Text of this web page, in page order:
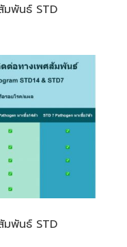
มพันธ์ STD
มพันธ์ STD